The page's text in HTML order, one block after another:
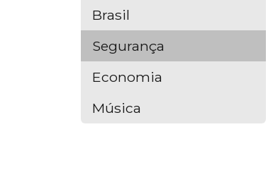
Brasil
Segurança
Economia
Música